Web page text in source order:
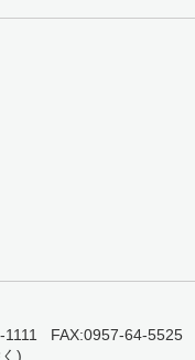
FAX:0957-64-5525
)